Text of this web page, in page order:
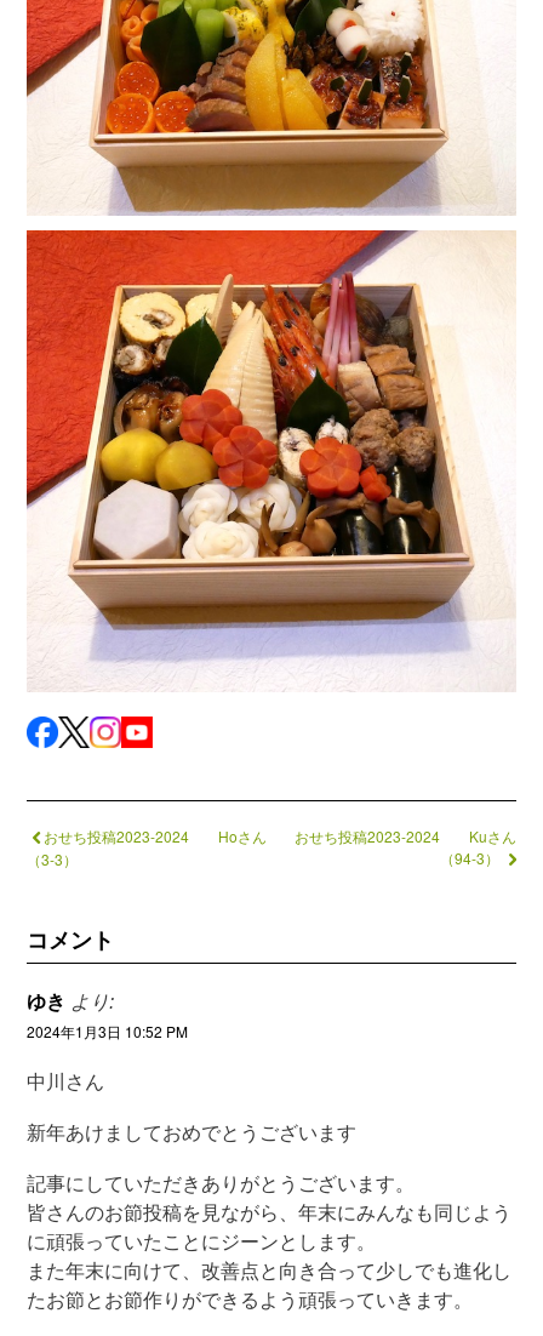
おせち投稿2023-2024 Hoさん
（3-3）
おせち投稿2023-2024 Kuさん
（94-3）
コメント
ゆき より:
2024年1月3日 10:52 PM
中川さん
新年あけましておめでとうございます
記事にしていただきありがとうございます。
皆さんのお節投稿を見ながら、年末にみんなも同じよう
に頑張っていたことにジーンとします。
また年末に向けて、改善点と向き合って少しでも進化し
たお節とお節作りができるよう頑張っていきます。